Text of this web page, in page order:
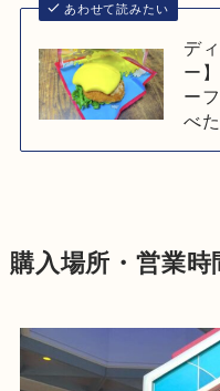
あわせて読みたい
デ
ー
ー
べ
購入場所・営業時